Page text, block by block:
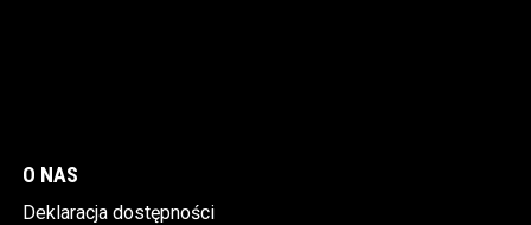
O NAS
Deklaracja dostępności